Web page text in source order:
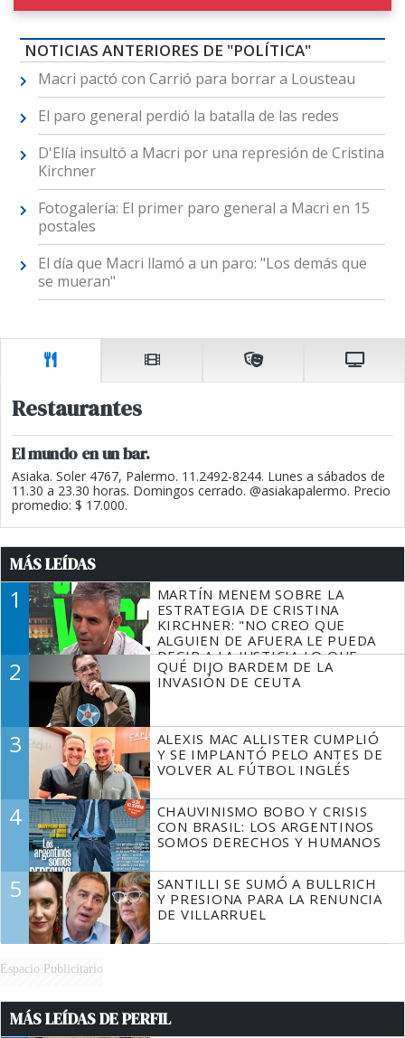
NOTICIAS ANTERIORES DE "POLÍTICA"
Macri pactó con Carrió para borrar a Lousteau
El paro general perdió la batalla de las redes
D'Elía insultó a Macri por una represión de Cristina
Kirchner
Fotogalería: El primer paro general a Macri en 15
postales
El día que Macri llamó a un paro: "Los demás que
se mueran"
Restaurantes
El mundo en un bar.
Asiaka. Soler 4767, Palermo. 11.2492-8244. Lunes a sábados de
11.30 a 23.30 horas. Domingos cerrado. @asiakapalermo. Precio
promedio: $ 17.000.
MÁS LEÍDAS
1
MARTÍN MENEM SOBRE LA
ESTRATEGIA DE CRISTINA
KIRCHNER: "NO CREO QUE
ALGUIEN DE AFUERA LE PUEDA
DECIR A LA JUSTICIA LO QUE
TIENE QUE HACER"
2
QUÉ DIJO BARDEM DE LA
INVASIÓN DE CEUTA
3
ALEXIS MAC ALLISTER CUMPLIÓ
Y SE IMPLANTÓ PELO ANTES DE
VOLVER AL FÚTBOL INGLÉS
4
CHAUVINISMO BOBO Y CRISIS
CON BRASIL: LOS ARGENTINOS
SOMOS DERECHOS Y HUMANOS
5
SANTILLI SE SUMÓ A BULLRICH
Y PRESIONA PARA LA RENUNCIA
DE VILLARRUEL
Espacio Publicitario
MÁS LEÍDAS DE PERFIL